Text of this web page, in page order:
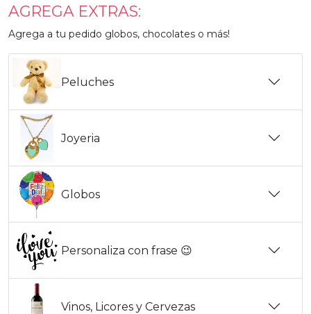
AGREGA EXTRAS:
Agrega a tu pedido globos, chocolates o más!
Peluches
Joyeria
Globos
Personaliza con frase 😉
Vinos, Licores y Cervezas